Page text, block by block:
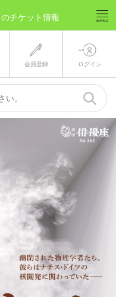
チケット情報
会員登録 ログイン